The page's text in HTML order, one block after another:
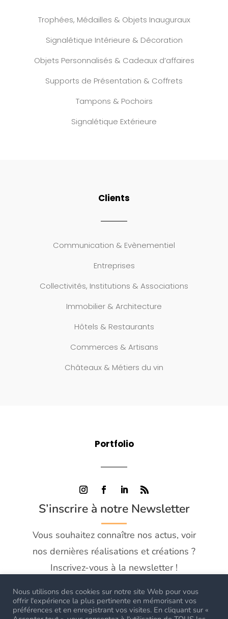
Trophées, Médailles & Objets Inauguraux
Signalétique Intérieure & Décoration
Objets Personnalisés & Cadeaux d’affaires
Supports de Présentation & Coffrets
Tampons & Pochoirs
Signalétique Extérieure
Clients
Communication & Evènementiel
Entreprises
Collectivités, Institutions & Associations
Immobilier & Architecture
Hôtels & Restaurants
Commerces & Artisans
Châteaux & Métiers du vin
Portfolio
S’inscrire à notre Newsletter
Vous souhaitez connaître nos actus, voir
nos dernières réalisations et créations ?
Inscrivez-vous à la newsletter !
Nous utilisons des cookies sur notre site Web pour vous
offrir l'expérience la plus pertinente en mémorisant vos
préférences et en enregistrant vos visites. En cliquant sur «